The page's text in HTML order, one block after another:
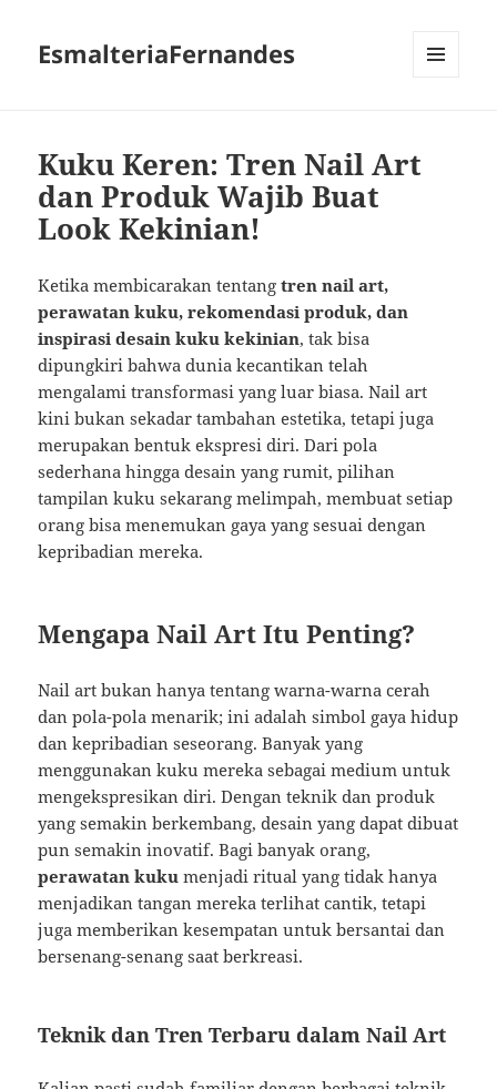
EsmalteriaFernandes
Kuku Keren: Tren Nail Art
dan Produk Wajib Buat
Look Kekinian!
Ketika membicarakan tentangtren nail art,
perawatan kuku, rekomendasi produk, dan
inspirasi desain kuku kekinian, tak bisa
dipungkiri bahwa dunia kecantikan telah
mengalami transformasi yang luar biasa. Nail art
kini bukan sekadar tambahan estetika, tetapi juga
merupakan bentuk ekspresi diri. Dari pola
sederhana hingga desain yang rumit, pilihan
tampilan kuku sekarang melimpah, membuat setiap
orang bisa menemukan gaya yang sesuai dengan
kepribadian mereka.
Mengapa Nail Art Itu Penting?
Nail art bukan hanya tentang warna-warna cerah
dan pola-pola menarik; ini adalah simbol gaya hidup
dan kepribadian seseorang. Banyak yang
menggunakan kuku mereka sebagai medium untuk
mengekspresikan diri. Dengan teknik dan produk
yang semakin berkembang, desain yang dapat dibuat
pun semakin inovatif. Bagi banyak orang,
perawatan kuku menjadi ritual yang tidak hanya
menjadikan tangan mereka terlihat cantik, tetapi
juga memberikan kesempatan untuk bersantai dan
bersenang-senang saat berkreasi.
Teknik dan Tren Terbaru dalam Nail Art